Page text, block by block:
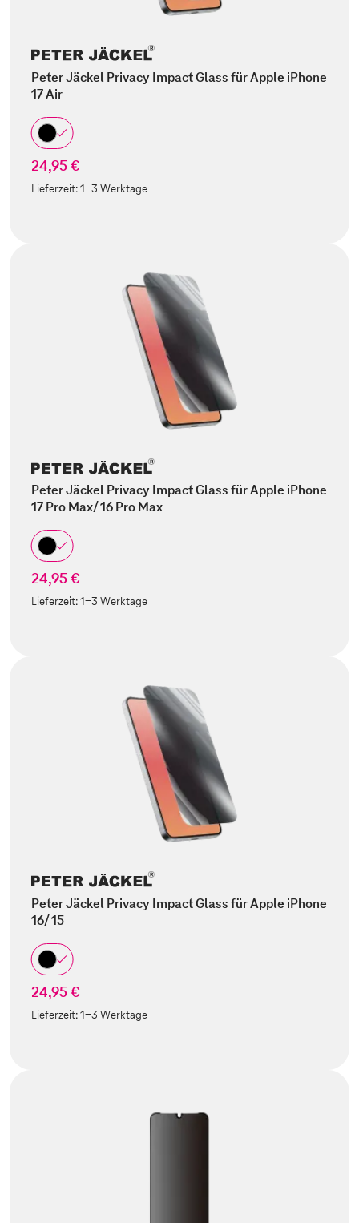
Peter Jäckel Privacy Impact Glass für Apple iPhone
17 Air
24,95 €
Lieferzeit:1-3 Werktage
Peter Jäckel Privacy Impact Glass für Apple iPhone
17 Pro Max/ 16 Pro Max
24,95 €
Lieferzeit:1-3 Werktage
Peter Jäckel Privacy Impact Glass für Apple iPhone
16/ 15
24,95 €
Lieferzeit:1-3 Werktage